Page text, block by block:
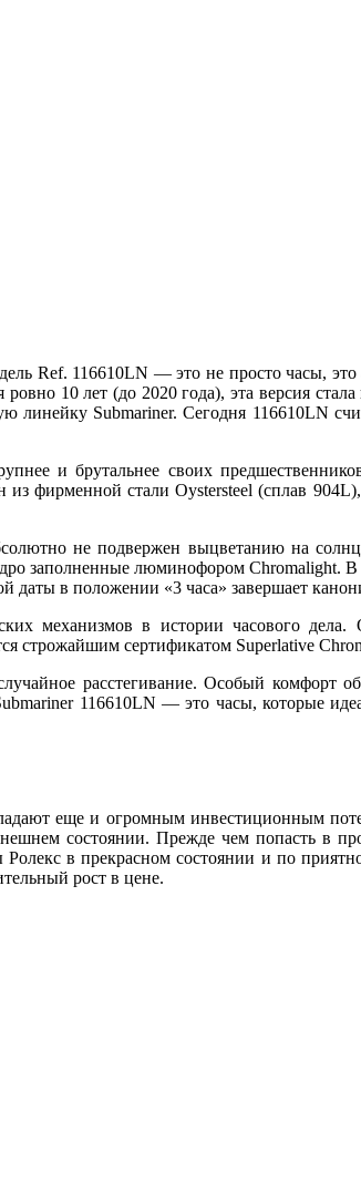
Ref. 116610LN — это не просто часы,
10 лет (до 2020 года), эта версия стала
Submariner. Сегодня 116610LN
и брутальнее своих
фирменной стали Oystersteel (сплав 904L),
не подвержен выцветанию на
заполненные люминофором Chromalight. В
даты в положении «3 часа» завершает
механизмов в истории часового
строжайшим сертификатом Superlative
расстегивание. Особый комфорт
116610LN — это часы, которые
еще и огромным инвестиционным
состоянии. Прежде чем попасть в
в прекрасном состоянии и по
рост в цене.